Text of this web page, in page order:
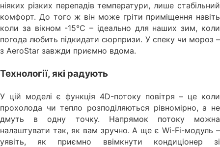
ніяких різких перепадів температури, лише стабільний
комфорт. До того ж він може гріти приміщення навіть
коли за вікном -15°C – ідеально для наших зим, коли
погода любить підкидати сюрпризи. У спеку чи мороз –
з AeroStar завжди приємно вдома.
Технології, які радують
У цій моделі є функція 4D-потоку повітря – це коли
прохолода чи тепло розподіляються рівномірно, а не
дмуть в одну точку. Напрямок потоку можна
налаштувати так, як вам зручно. А ще є Wi-Fi-модуль –
уявіть, як приємно ввімкнути кондиціонер зі